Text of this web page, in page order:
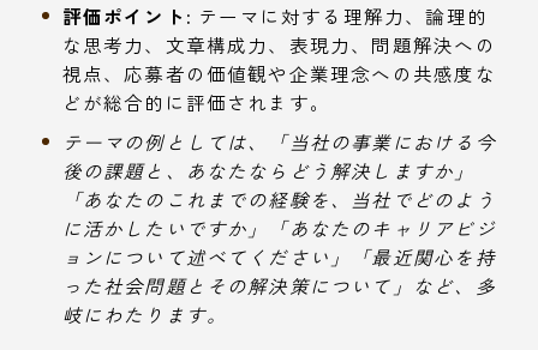
評価ポイント: テーマに対する理解力、論理的
な思考力、文章構成力、表現力、問題解決への
視点、応募者の価値観や企業理念への共感度な
どが総合的に評価されます。
テーマの例としては、「当社の事業における今
後の課題と、あなたならどう解決しますか」
「あなたのこれまでの経験を、当社でどのよう
に活かしたいですか」「あなたのキャリアビジ
ョンについて述べてください」「最近関心を持
った社会問題とその解決策について」など、多
岐にわたります。